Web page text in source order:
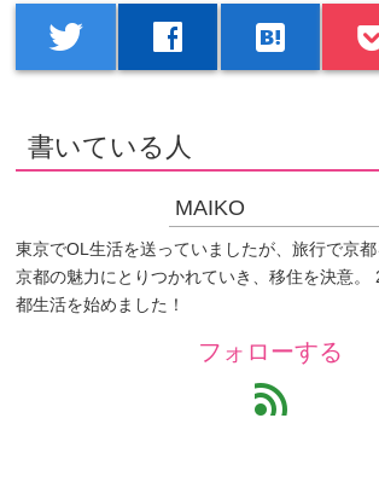
twitter facebook hatenabookmark
書いている人
MAIKO
東京でOL生活を送っていましたが、旅行で京都
京都の魅力にとりつかれていき、移住を決意。
都生活を始めました！
フォローする
feed